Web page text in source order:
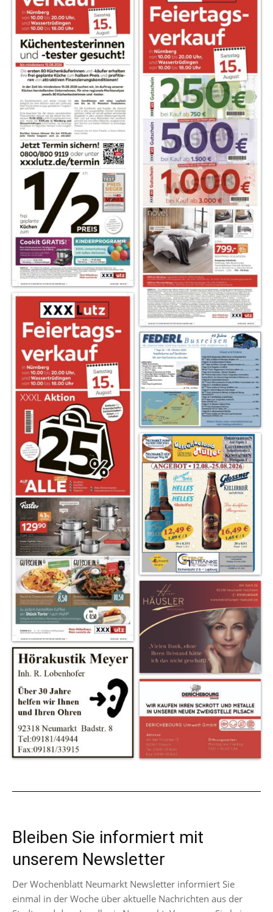
Bleiben Sie informiert mit
unserem Newsletter
Der Wochenblatt Neumarkt Newsletter informiert Sie
einmal in der Woche über aktuelle Nachrichten aus der